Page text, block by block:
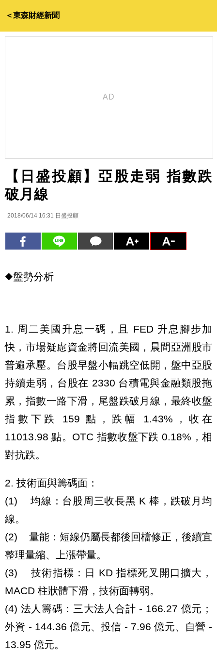
＜東森財經新聞
【日盛投顧】亞股走弱 指數跌
破月線
2018/06/14 16:31 日盛投顧
◆盤勢分析
1. 周二美國升息一碼，且 FED 升息腳步加
快，市場疑慮資金將回流美國，晨間亞洲股市
普遍承壓。台股早盤小幅跳空低開，盤中亞股
持續走弱，台股在 2330 台積電與金融類股拖
累，指數一路下滑，尾盤跌破月線，最終收盤
指數下跌 159 點，跌幅 1.43%，收在
11013.98 點。OTC 指數收盤下跌 0.18%，相
對抗跌。
2. 技術面與籌碼面：
(1) 均線：台股周三收長黑 K 棒，跌破月均
線。
(2) 量能：短線仍屬長都後回檔修正，後續宜
整理量縮、上漲帶量。
(3) 技術指標：日 KD 指標死叉開口擴大，
MACD 柱狀體下滑，技術面轉弱。
(4) 法人籌碼：三大法人合計 - 166.27 億元；
外資 - 144.36 億元、投信 - 7.96 億元、自營 -
13.95 億元。